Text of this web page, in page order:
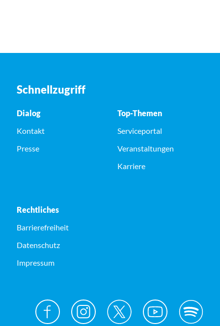
Schnellzugriff
Dialog
Kontakt
Presse
Top-Themen
Serviceportal
Veranstaltungen
Karriere
Rechtliches
Barrierefreiheit
Datenschutz
Impressum